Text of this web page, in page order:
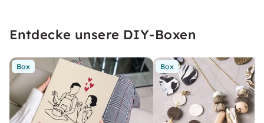
Entdecke unsere DIY-Boxen
Box Box